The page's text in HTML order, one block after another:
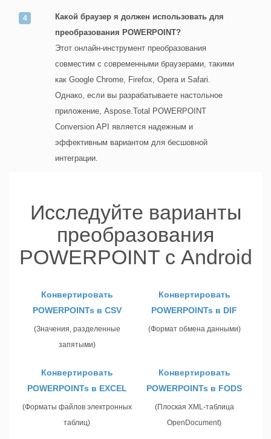
Какой браузер я должен использовать для
преобразования POWERPOINT?
Этот онлайн-инструмент преобразования
совместим с современными браузерами, такими
как Google Chrome, Firefox, Opera и Safari.
Однако, если вы разрабатываете настольное
приложение, Aspose.Total POWERPOINT
Conversion API является надежным и
эффективным вариантом для бесшовной
интеграции.
Исследуйте варианты
преобразования
POWERPOINT с Android
Конвертировать
POWERPOINTs в CSV
(Значения, разделенные
запятыми)
Конвертировать
POWERPOINTs в DIF
(Формат обмена данными)
Конвертировать
POWERPOINTs в EXCEL
(Форматы файлов электронных
таблиц)
Конвертировать
POWERPOINTs в FODS
(Плоская XML-таблица
OpenDocument)